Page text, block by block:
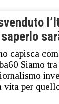
capisca
Siamo
per